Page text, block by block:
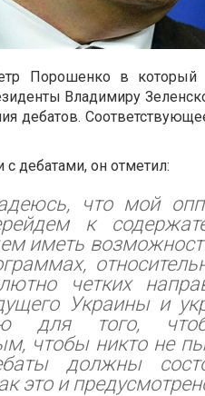
Порошенко в который
Владимиру
дебатов.
дебатами, он отметил:
что мой
к
иметь
четких
Украины и
для того,
чтобы никто не
должны
это и